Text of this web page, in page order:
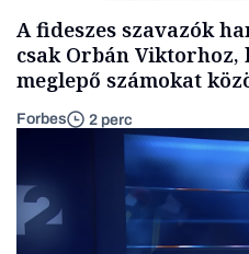
A fideszes szavazók
csak Orbán Viktorhoz,
meglepő számokat
Forbes 2 perc